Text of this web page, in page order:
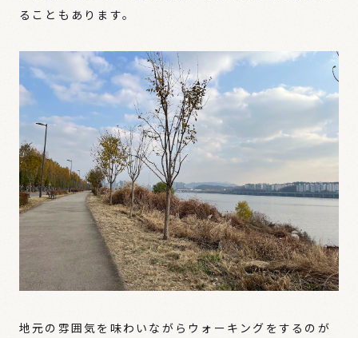
ることもあります。
地元の雰囲気を味わいながらウォーキングをするのが